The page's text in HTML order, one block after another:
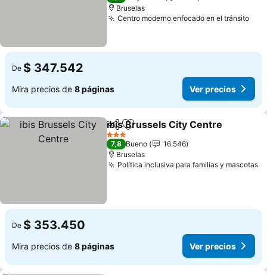
Bruselas
Centro moderno enfocado en el tránsito
De $ 347.542
Mira precios de 8 páginas Ver precios
CompartirAgregar a favoritos
ibis Brussels City Centre
3 Estrellas
7,8 Bueno
16.546
Bruselas
Política inclusiva para familias y mascotas
De $ 353.450
Mira precios de 8 páginas Ver precios